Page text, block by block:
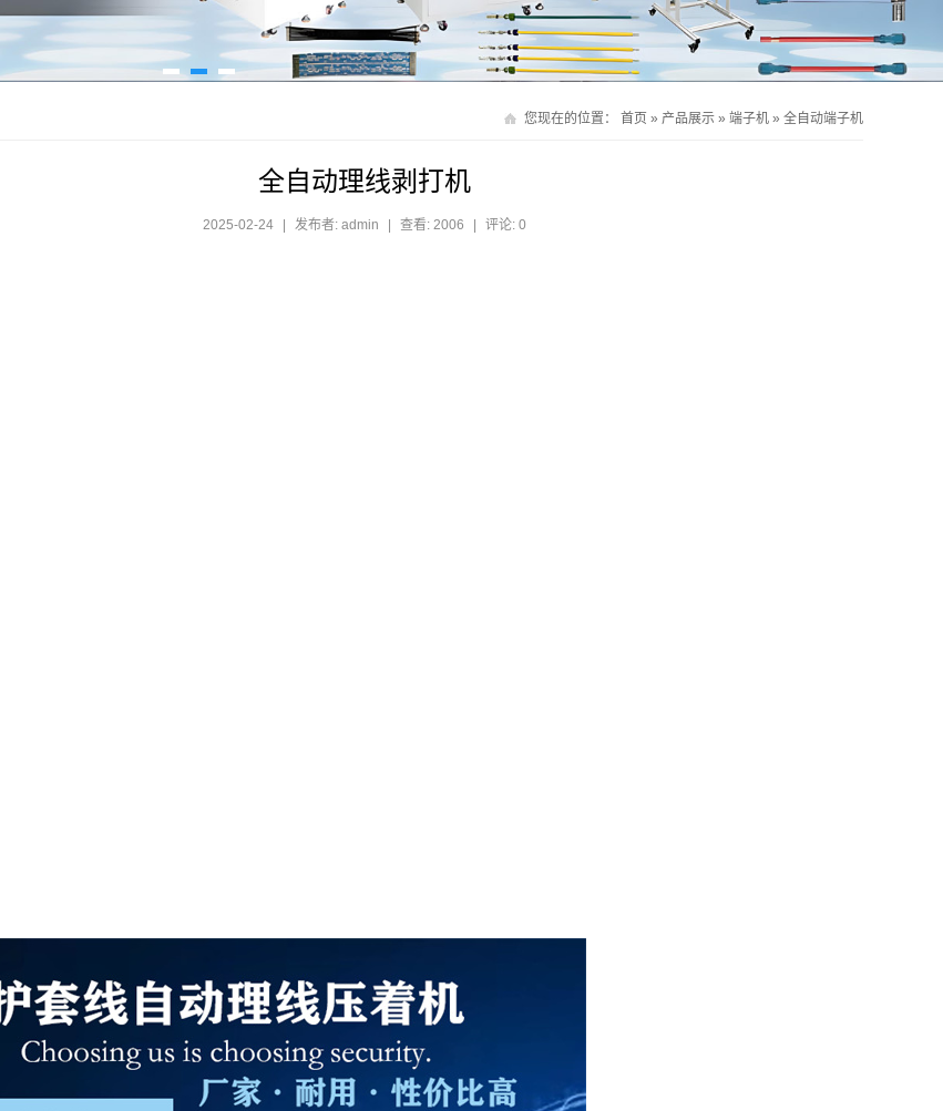
您现在的位置： 首页 » 产品展示 » 端子机 » 全自动端子机
全自动理线剥打机
2025-02-24 | 发布者: admin | 查看: 2006 | 评论: 0